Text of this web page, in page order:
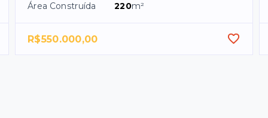
Área Construída
220m²
R$550.000,00